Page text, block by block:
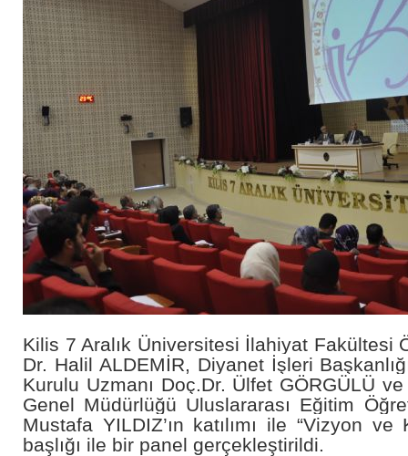
Kilis 7 Aralık Üniversitesi İlahiyat Fakültesi
Dr. Halil ALDEMİR, Diyanet İşleri
Kurulu Uzmanı Doç.Dr. Ülfet GÖRGÜLÜ
Genel Müdürlüğü Uluslararası Eğitim
Mustafa YILDIZ’ın katılımı ile “Vizyon ve
başlığı ile bir panel gerçekleştirildi.